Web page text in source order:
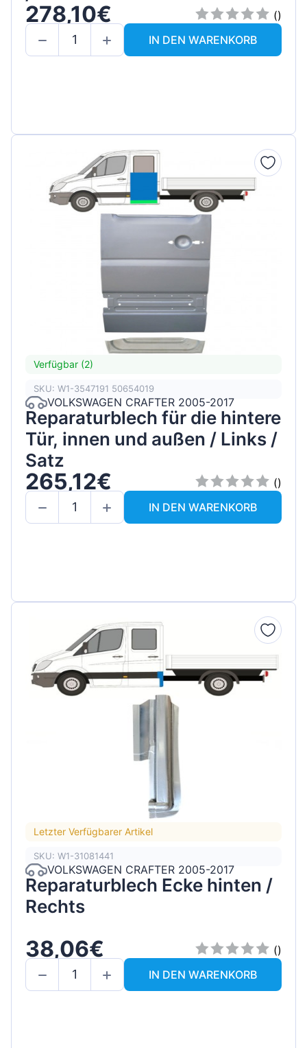
278,10€
()
IN DEN WARENKORB
Verfügbar (2)
SKU: W1-3547191 50654019
VOLKSWAGEN CRAFTER 2005-2017
Reparaturblech für die hintere
Tür, innen und außen / Links /
Satz
265,12€
()
IN DEN WARENKORB
Letzter Verfügbarer Artikel
SKU: W1-31081441
VOLKSWAGEN CRAFTER 2005-2017
Reparaturblech Ecke hinten /
Rechts
38,06€
()
IN DEN WARENKORB